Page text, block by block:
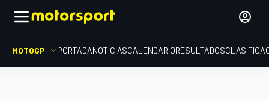
MOTOGP PORTADANOTICIASCALENDARIORESULTADOS